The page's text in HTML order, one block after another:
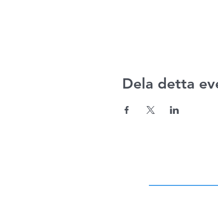
Dela detta